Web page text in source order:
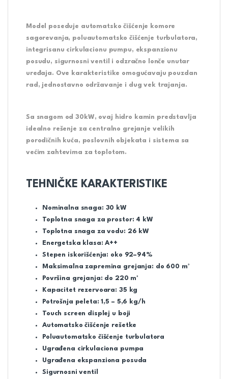
Model poseduje automatsko čišćenje komore
sagorevanja, poluautomatsko čišćenje turbulatora,
integrisanu cirkulacionu pumpu, ekspanzionu
posudu, sigurnosni ventil i odzračno lonče unutar
uređaja. Ove karakteristike omogućavaju pouzdan
rad, jednostavno održavanje i dug vek trajanja.
Sa snagom od30kW, ovaj hidro kamin predstavlja
idealno rešenje za centralno grejanje velikih
porodičnih kuća, poslovnih objekata i sistema sa
većim zahtevima za toplotom.
TEHNIČKE KARAKTERISTIKE
Nominalna snaga: 30 kW
Toplotna snaga za prostor: 4 kW
Toplotna snaga za vodu: 26 kW
Energetska klasa: A++
Stepen iskorišćenja: oko 92–94%
Maksimalna zapremina grejanja: do 600 m³
Površina grejanja: do 220 m²
Kapacitet rezervoara: 35 kg
Potrošnja peleta: 1,5 – 5,6 kg/h
Touch screen displej u boji
Automatsko čišćenje rešetke
Poluautomatsko čišćenje turbulatora
Ugrađena cirkulaciona pumpa
Ugrađena ekspanziona posuda
Sigurnosni ventil